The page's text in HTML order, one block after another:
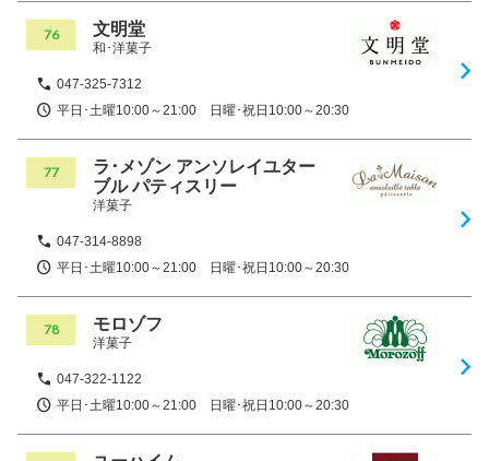
76 文明堂
和･洋菓子
047-325-7312
平日･土曜10:00～21:00 日曜･祝日10:00～20:30
77
ラ･メゾン アンソレイユター
ブル パティスリー
洋菓子
047-314-8898
平日･土曜10:00～21:00 日曜･祝日10:00～20:30
78 モロゾフ
洋菓子
047-322-1122
平日･土曜10:00～21:00 日曜･祝日10:00～20:30